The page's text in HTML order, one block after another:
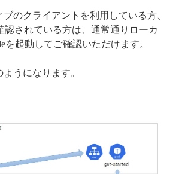
のクライアントを利用している方、
認されている方は、通常通りローカ
を起動してご確認いただけます。
うになります。